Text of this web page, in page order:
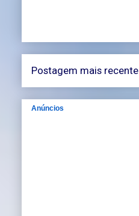
Postagem mais recente
Anúncios